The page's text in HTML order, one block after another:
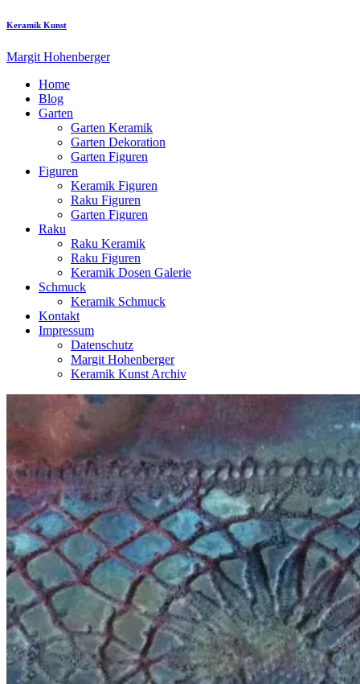
Keramik Kunst
Margit Hohenberger
Home
Blog
Garten
Garten Keramik
Garten Dekoration
Garten Figuren
Figuren
Keramik Figuren
Raku Figuren
Garten Figuren
Raku
Raku Keramik
Raku Figuren
Keramik Dosen Galerie
Schmuck
Keramik Schmuck
Kontakt
Impressum
Datenschutz
Margit Hohenberger
Keramik Kunst Archiv